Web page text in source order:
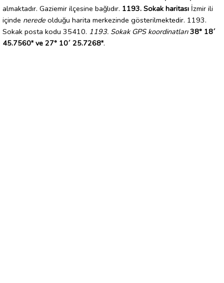
almaktadır. Gaziemir ilçesine bağlıdır. 1193. Sokak haritası İzmir ili
içinde nerede olduğu harita merkezinde gösterilmektedir. 1193.
Sokak posta kodu 35410. 1193. Sokak GPS koordinatları 38° 18´
45.7560" ve 27° 10´ 25.7268".